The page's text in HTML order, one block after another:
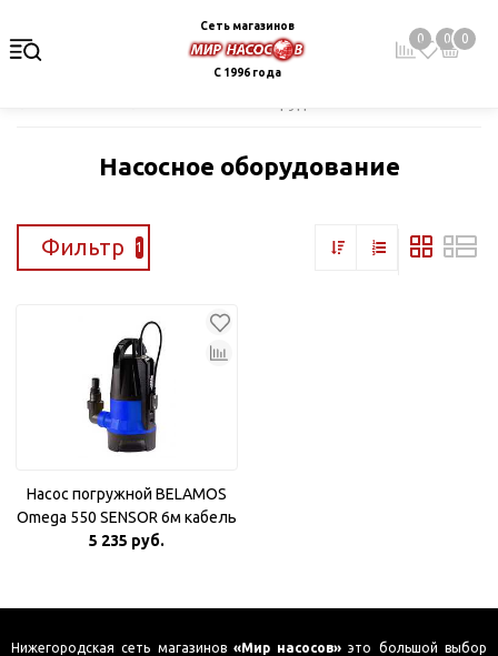
Сеть магазинов
С 1996 года
0 0 0
Насосное оборудование
Фильтр 1
Насос погружной BELAMOS
Omega 550 SENSOR 6м кабель
5 235 руб.
Нижегородская сеть магазинов «Мир насосов» это большой выбор